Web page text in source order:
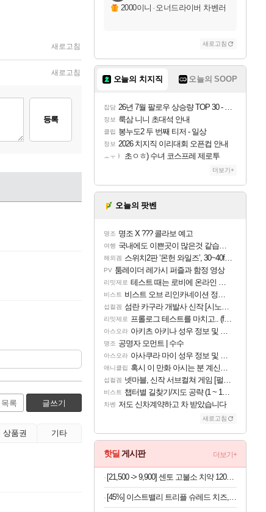
새로고침
새로고침
등록
목록 글쓰기
상품권 기타
2000이니 · 오너드라이버 차벤러
새로고침
오늘의 치지직 오늘의 SOOP
잡담 26년 7월 팔로우 상승량 TOP 30 - 월간 치지직
정보 룩삼 니니 초대석 안내
클립 봉누도2 두 번째 티저 - 일상
정보 2026 치지직 이리대회 오픈컵 안내
ㅗㅜㅑ 초ㅇㅎ) 수녀 코스프레 제로투
더보기+
오늘의 팟벤
명조 명조 X ??? 콜라보 예고
여행 국내에도 이쁜곳이 많은것 같습니다
해외겜 스위치2판 ‘몬헌 와일즈’, 30~40fps 목표 추정
PV 툼레이더 레가시 퍼즐과 함정 영상
리밋제로 테스트 때는 로비에 온라인 기능이 있는데
비스트 비스트 오브 리인카네이션 정보/공략글 모음
섭컬겜 섬란 카구라 개발사 신작 [시노비 넥서스] 연내 출시 예정
리밋제로 프롤로그 테스트를 마치고.. (feat. 리아)
아스오라 아키츠 아키나 성우 정보 및 주요 필모
명조 공명자 모먼트 | 수수
아스오라 아사쿠라 마이 성우 정보 및 주요 필모
애니클립 혹시 이 만화 아시는 분 계신가요
섭컬겜 넷마블, 신작 서브컬쳐 게임 [펄 인 블루] 티저 사이트 오픈
비스트 챕터별 길찾기/지도 공략 (1 ~ 12장)
차벤 저도 신차계약하고 차 받았습니다
새로고침
핫딜 게시판 더보기+
[21,500 -> 9,900] 센토 고불소 치약 120g x 4개
[45%] 이스트밸리 트리플 슈레드 치즈, 1kg, 1개